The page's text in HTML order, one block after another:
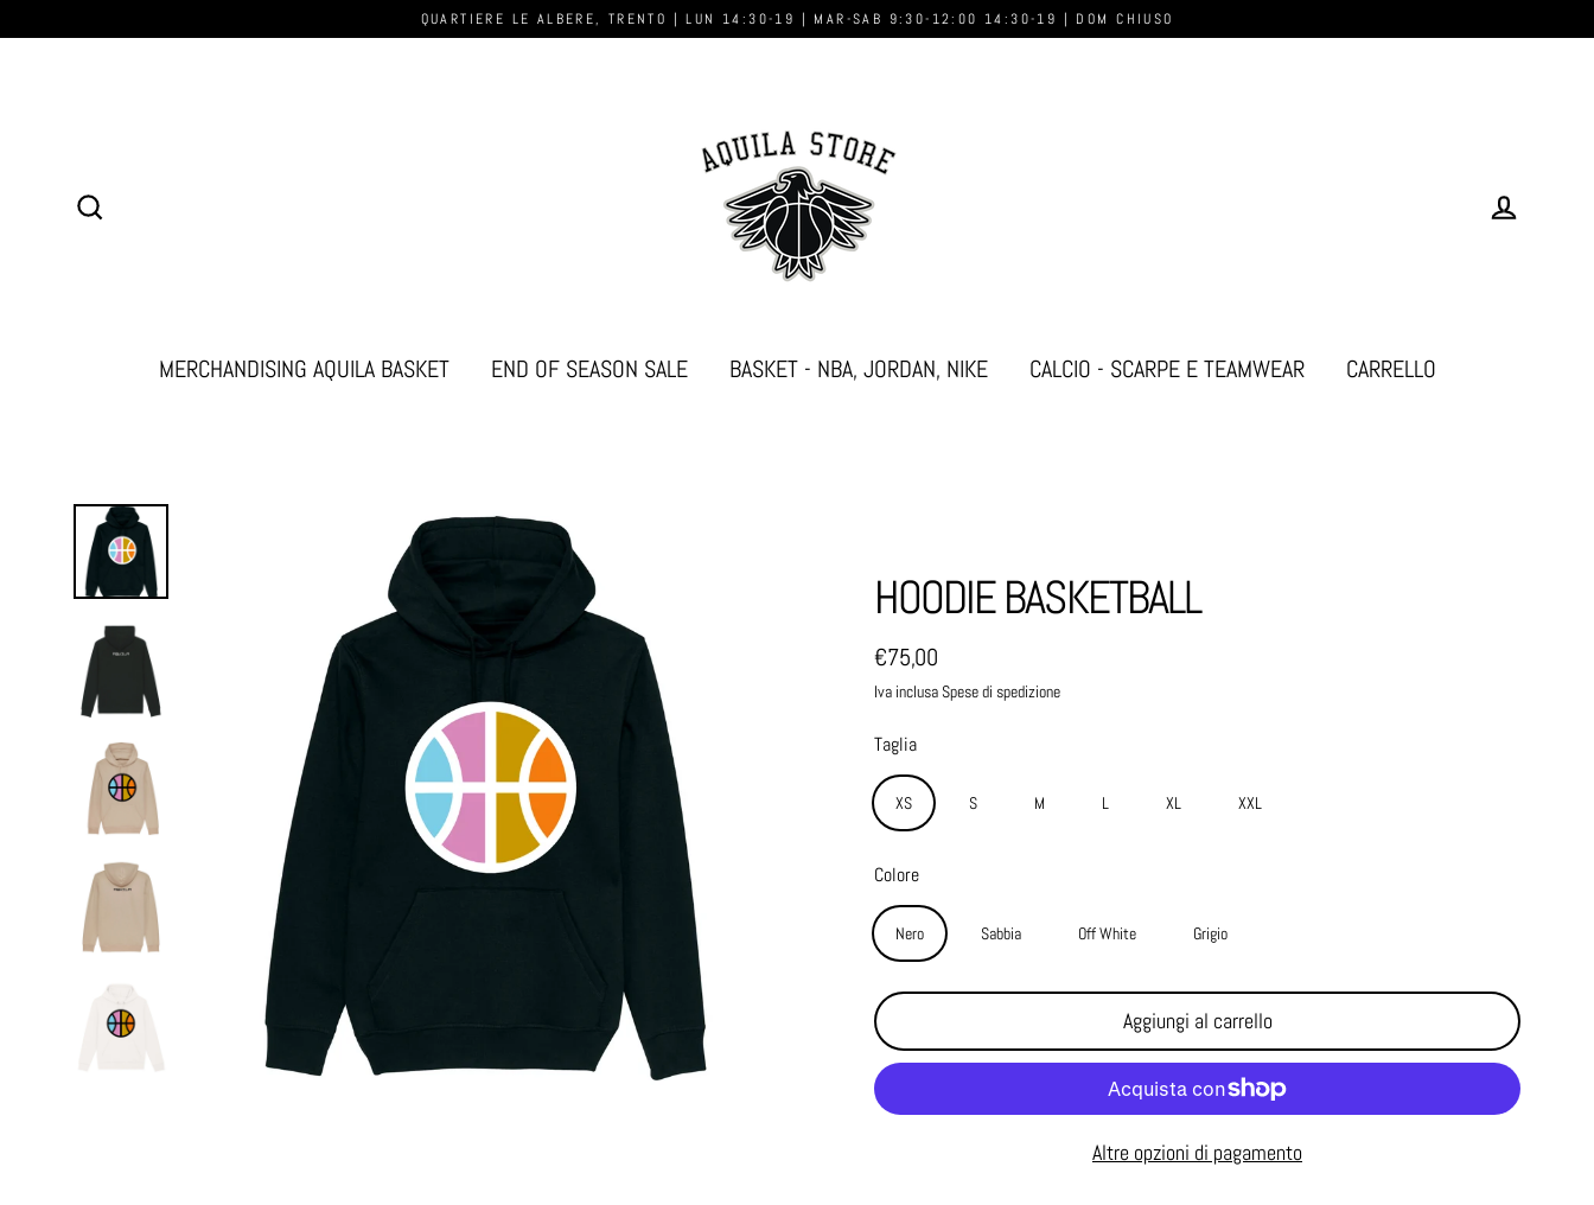
QUARTIERE LE ALBERE, TRENTO | LUN 14:30-19 | MAR-SAB 9:30-12:00 14:30-19 | DOM CHIUSO
MERCHANDISING AQUILA BASKET END OF SEASON SALE BASKET - NBA, JORDAN, NIKE CALCIO - SCARPE E TEAMWEAR CARRELLO
HOODIE BASKETBALL
Prezzo normale
€75,00
Iva inclusa Spese di spedizione
Taglia
XS S M L XL XXL
Colore
Nero Sabbia Off White Grigio
Aggiungi al carrello
Altre opzioni di pagamento